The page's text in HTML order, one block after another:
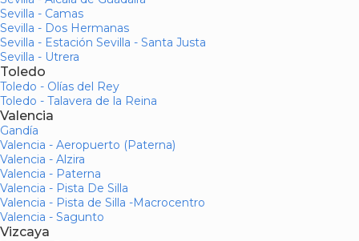
Sevilla - Camas
Sevilla - Dos Hermanas
Sevilla - Estación Sevilla - Santa Justa
Sevilla - Utrera
Toledo
Toledo - Olías del Rey
Toledo - Talavera de la Reina
Valencia
Gandía
Valencia - Aeropuerto (Paterna)
Valencia - Alzira
Valencia - Paterna
Valencia - Pista De Silla
Valencia - Pista de Silla -Macrocentro
Valencia - Sagunto
Vizcaya